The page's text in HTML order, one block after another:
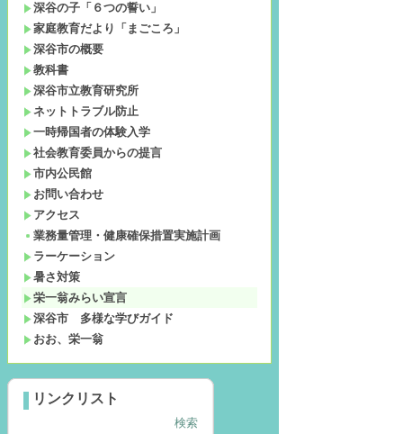
深谷の子「６つの誓い」
家庭教育だより「まごころ」
深谷市の概要
教科書
深谷市立教育研究所
ネットトラブル防止
一時帰国者の体験入学
社会教育委員からの提言
市内公民館
お問い合わせ
アクセス
業務量管理・健康確保措置実施計画
ラーケーション
暑さ対策
栄一翁みらい宣言
深谷市 多様な学びガイド
おお、栄一翁
リンクリスト
検索